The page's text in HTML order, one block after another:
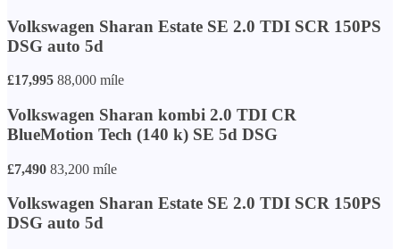
Volkswagen Sharan Estate SE 2.0 TDI SCR 150PS
DSG auto 5d
£17,995 88,000 míle
Volkswagen Sharan kombi 2.0 TDI CR
BlueMotion Tech (140 k) SE 5d DSG
£7,490 83,200 míle
Volkswagen Sharan Estate SE 2.0 TDI SCR 150PS
DSG auto 5d